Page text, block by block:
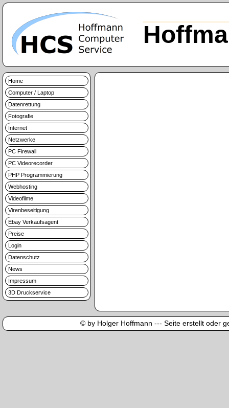
Home
Computer / Laptop
Datenrettung
Fotografie
Internet
Netzwerke
PC Firewall
PC Videorecorder
PHP Programmierung
Webhosting
Videofilme
Virenbeseitigung
Ebay Verkaufsagent
Preise
Login
Datenschutz
News
Impressum
3D Druckservice
© by Holger Hoffmann --- Seite erstellt oder